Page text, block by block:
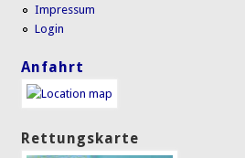
Impressum
Login
Anfahrt
Rettungskarte